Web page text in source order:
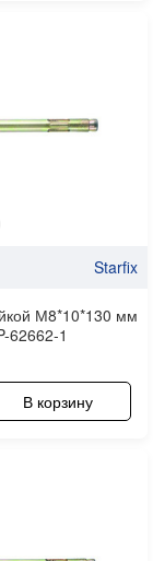
Starfix
М8*10*130 мм
62662-1
В корзину